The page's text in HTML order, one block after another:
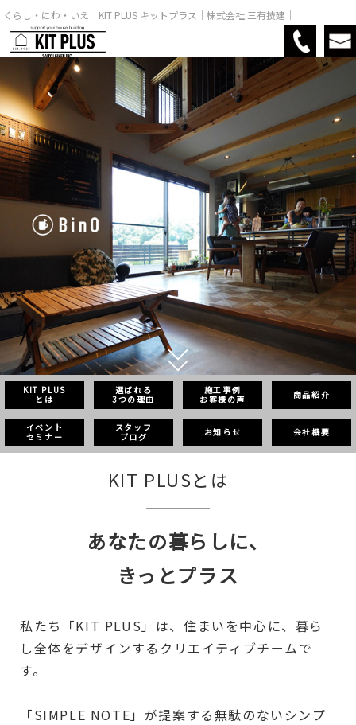
くらし・にわ・いえ KIT PLUS キットプラス｜株式会社 三有技建｜
KIT PLUS
とは
選ばれる
3つの理由
施工事例
お客様の声
商品紹介
イベント
セミナー
スタッフ
ブログ
お知らせ 会社概要
KIT PLUSとは
あなたの暮らしに、
きっとプラス
私たち「KIT PLUS」は、住まいを中心に、暮ら
し全体をデザインするクリエイティブチームで
す。
「SIMPLE NOTE」が提案する無駄のないシンプ